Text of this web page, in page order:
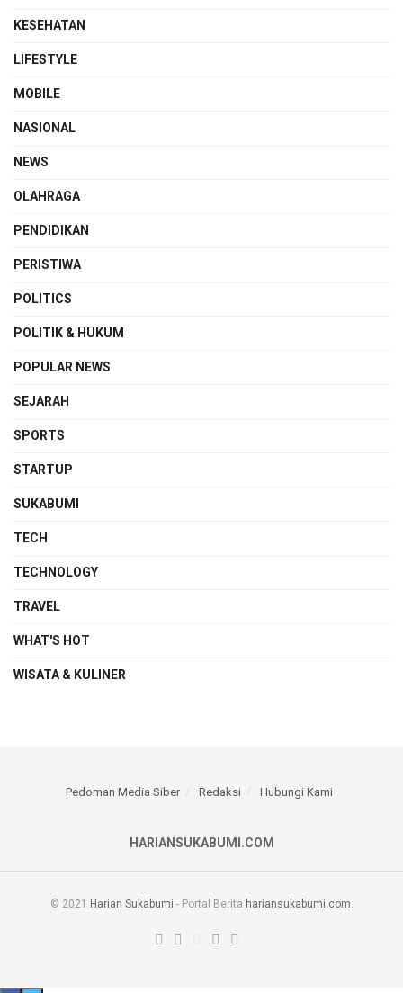
KESEHATAN
LIFESTYLE
MOBILE
NASIONAL
NEWS
OLAHRAGA
PENDIDIKAN
PERISTIWA
POLITICS
POLITIK & HUKUM
POPULAR NEWS
SEJARAH
SPORTS
STARTUP
SUKABUMI
TECH
TECHNOLOGY
TRAVEL
WHAT'S HOT
WISATA & KULINER
Pedoman Media Siber Redaksi Hubungi Kami
HARIANSUKABUMI.COM
© 2021 Harian Sukabumi - Portal Berita hariansukabumi.com